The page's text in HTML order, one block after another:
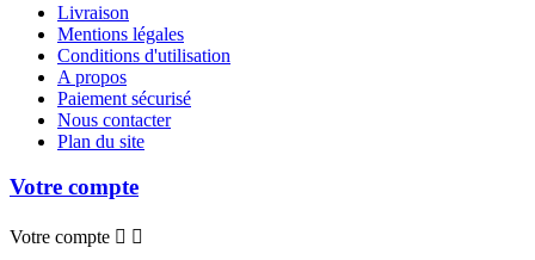
Livraison
Mentions légales
Conditions d'utilisation
A propos
Paiement sécurisé
Nous contacter
Plan du site
Votre compte
Votre compte  